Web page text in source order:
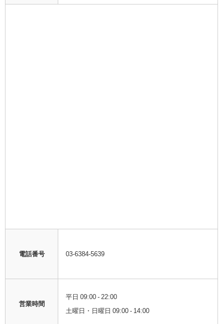
電話番号 03-6384-5639
営業時間
平日 09:00 - 22:00
土曜日・日曜日 09:00 - 14:00